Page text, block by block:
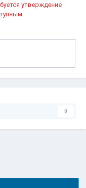
утверждение
0